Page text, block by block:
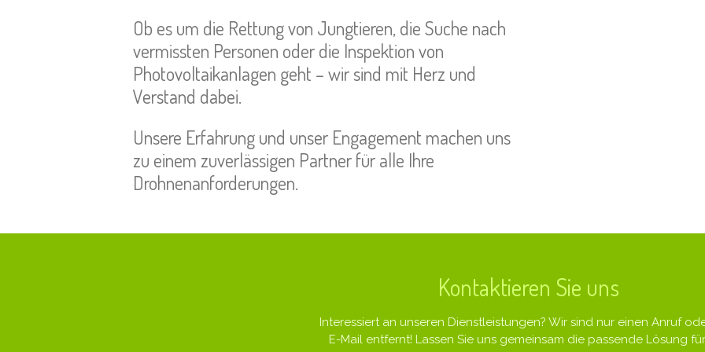
Ob es um die Rettung von Jungtieren, die Suche nach
vermissten Personen oder die Inspektion von
Photovoltaikanlagen geht – wir sind mit Herz und
Verstand dabei.
Unsere Erfahrung und unser Engagement machen uns
zu einem zuverlässigen Partner für alle Ihre
Drohnenanforderungen.
Kontaktieren Sie uns
Interessiert an unseren Dienstleistungen? Wir sind nur einen Anruf
E-Mail entfernt! Lassen Sie uns gemeinsam die passende Lösung